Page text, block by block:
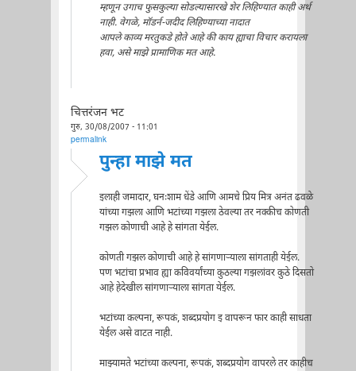
म्हणून उगाच फुसकुल्या सोडल्यासारखे शेर लिहिण्यात काही अर्थ
नाही. वेगळे, मॉडर्न-जदीद लिहिण्याच्या नादात
आपले काव्य मरतुकडे होते आहे की काय ह्याचा विचार करायला
हवा, असे माझे प्रामाणिक मत आहे.
चित्तरंजन भट
गुरु, 30/08/2007 - 11:01
permalink
पुन्हा माझे मत
इलाही जमादार, घनःशाम धेंडे आणि आमचे प्रिय मित्र अनंत ढवळे
यांच्या गझला आणि भटांच्या गझला ठेवल्या तर नक्कीच कोणती
गझल कोणाची आहे हे सांगता येईल.
कोणती गझल कोणाची आहे हे सांगणाऱ्याला सांगताही येईल.
पण भटांचा प्रभाव ह्या कविवर्यांच्या कुठल्या गझलांवर कुठे दिसतो
आहे हेदेखील सांगणाऱ्याला सांगता येईल.
भटांच्या कल्पना, रूपकं, शब्दप्रयोग इ वापरून फार काही साधता
येईल असे वाटत नाही.
माझ्यामते भटांच्या कल्पना, रूपकं, शब्दप्रयोग वापरले तर काहीच